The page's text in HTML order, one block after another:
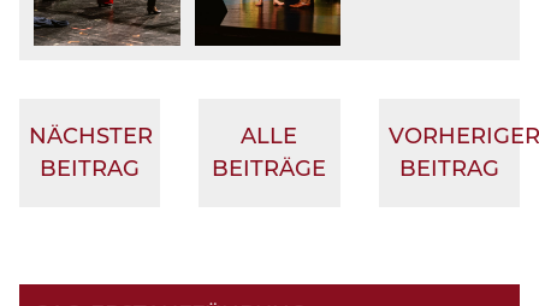
NÄCHSTER
BEITRAG
ALLE
BEITRÄGE
VORHERIGER
BEITRAG